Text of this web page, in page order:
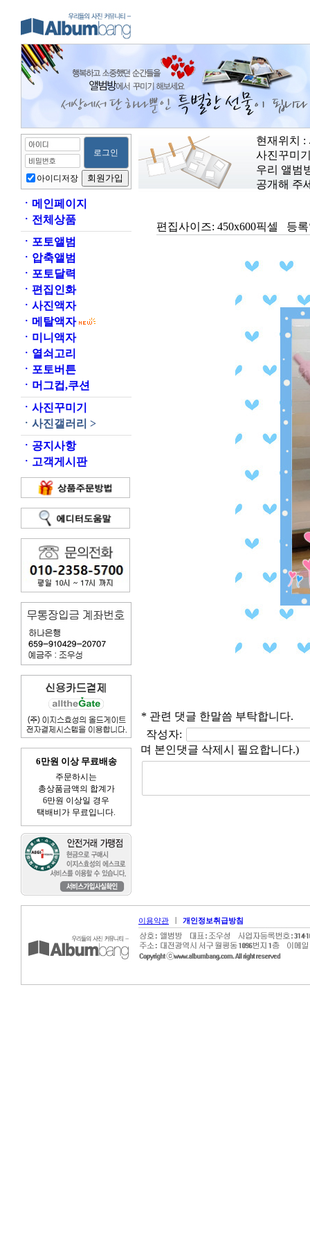
아이디저장
ㆍ 메인페이지
ㆍ 전체상품
ㆍ 포토앨범
ㆍ 압축앨범
ㆍ 포토달력
ㆍ 편집인화
ㆍ 사진액자
ㆍ 메탈액자
ㆍ 미니액자
ㆍ 열쇠고리
ㆍ 포토버튼
ㆍ 머그컵,쿠션
ㆍ 사진꾸미기
ㆍ 사진갤러리 >
ㆍ 공지사항
ㆍ 고객게시판
6만원 이상 무료배송
주문하시는
총상품금액의 합계가
6만원 이상일 경우
택배비가 무료입니다.
현재위치 :
사진꾸미
우리 앨범
공개해 주
편집사이즈: 450x600픽셀 등
* 관련 댓글 한말씀 부탁합니다.
작성자:
며 본인댓글 삭제시 필요합니다.)
이용약관 | 개인정보취급방침